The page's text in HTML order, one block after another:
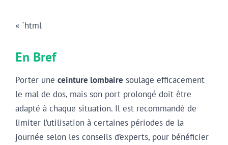
« `html
En Bref
Porter une ceinture lombaire soulage efficacement
le mal de dos, mais son port prolongé doit être
adapté à chaque situation. Il est recommandé de
limiter l’utilisation à certaines périodes de la
journée selon les conseils d’experts, pour bénéficier